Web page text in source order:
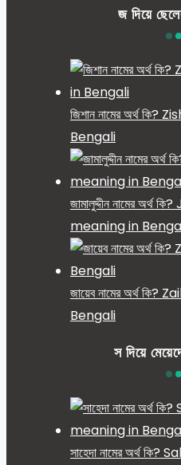
জ দিয়ে
জিশান নামের অর্থ
Bengali
জামালুদ্দীন নামের
meaning in
জায়েব নামের অর্থ
Bengali
স দিয়ে
সাহেদা নামের অর্থ